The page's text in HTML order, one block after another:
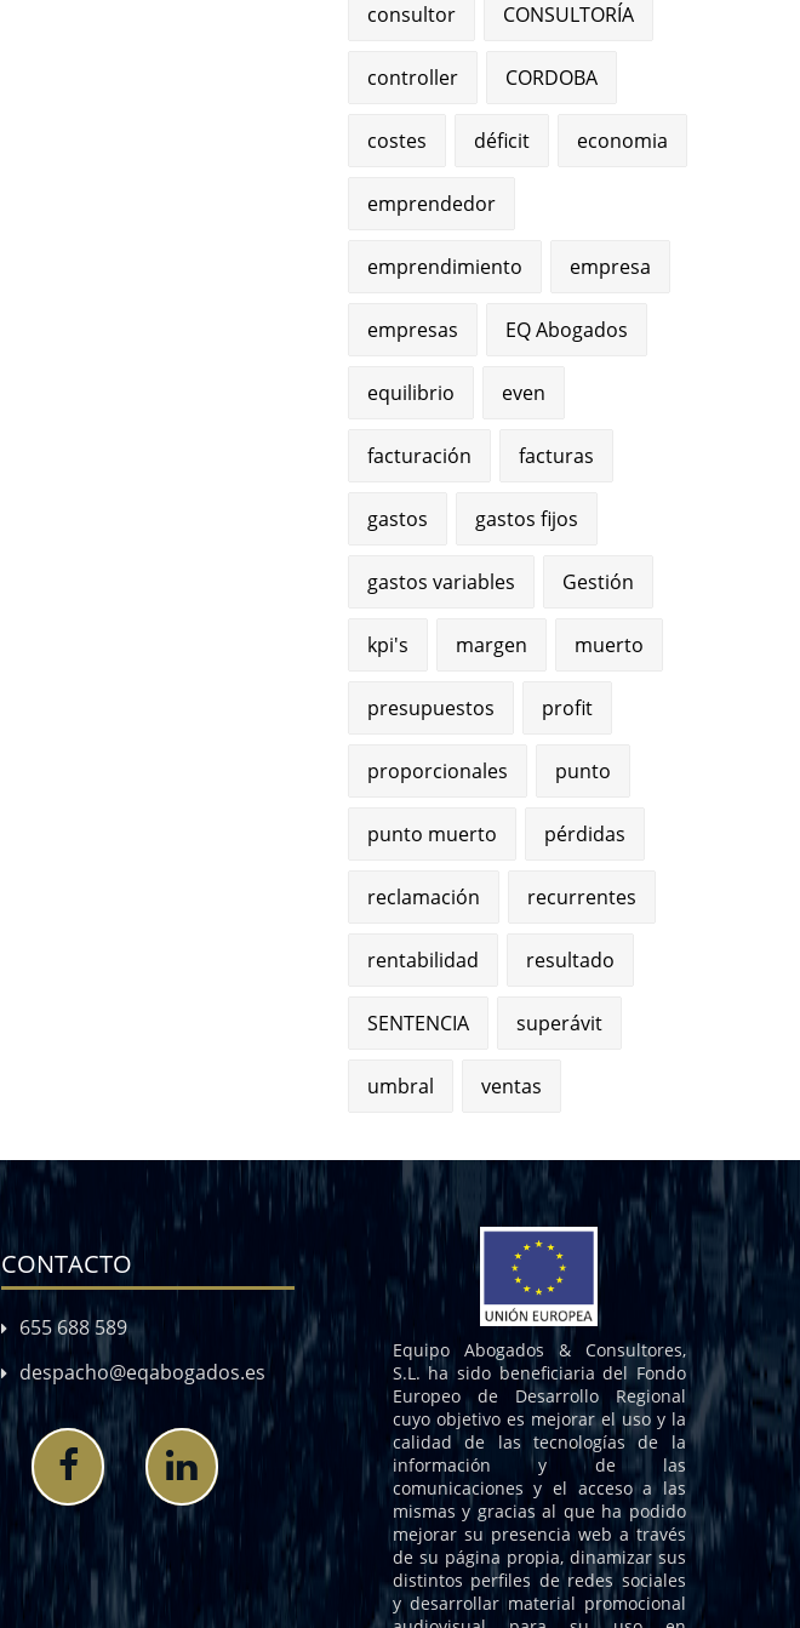
consultor CONSULTORÍA
controller CORDOBA
costes déficit economia
emprendedor
emprendimiento empresa
empresas EQ Abogados
equilibrio even
facturación facturas
gastos gastos fijos
gastos variables Gestión
kpi's margen muerto
presupuestos profit
proporcionales punto
punto muerto pérdidas
reclamación recurrentes
rentabilidad resultado
SENTENCIA superávit
umbral ventas
CONTACTO
655 688 589
despacho@eqabogados.es
Equipo Abogados & Consultores,
S.L. ha sido beneficiaria del Fondo
Europeo de Desarrollo Regional
cuyo objetivo es mejorar el uso y la
calidad de las tecnologías de la
información y de las
comunicaciones y el acceso a las
mismas y gracias al que ha podido
mejorar su presencia web a través
de su página propia, dinamizar sus
distintos perfiles de redes sociales
y desarrollar material promocional